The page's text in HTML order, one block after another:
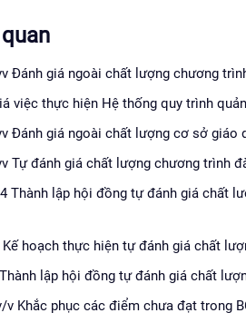
Đánh giá ngoài chất lượng chương
việc thực hiện Hệ thống quy trình
Đánh giá ngoài chất lượng cơ sở giáo
Tự đánh giá chất lượng chương trình
Thành lập hội đồng tự đánh giá chất
Kế hoạch thực hiện tự đánh giá chất
lập hội đồng tự đánh giá chất
v Khắc phục các điểm chưa đạt trong